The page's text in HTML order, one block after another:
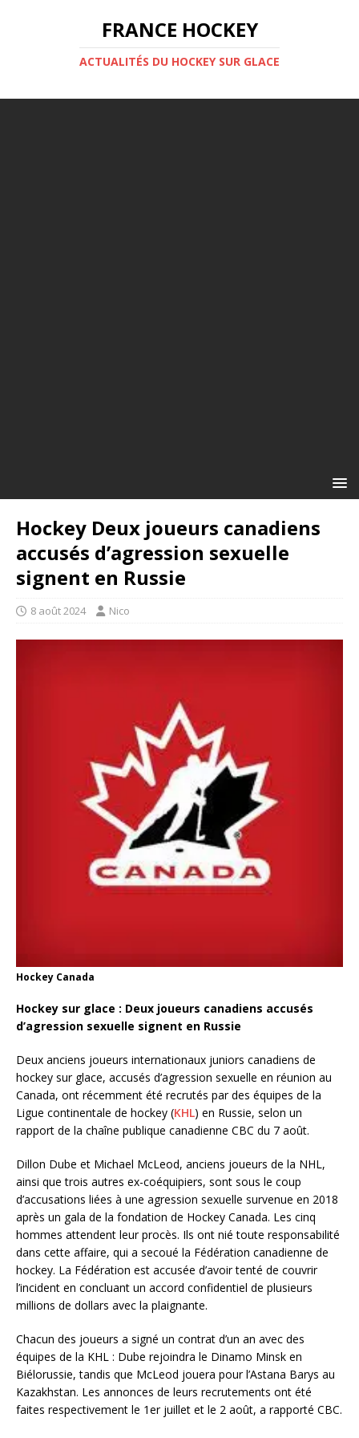
FRANCE HOCKEY
ACTUALITÉS DU HOCKEY SUR GLACE
Hockey Deux joueurs canadiens
accusés d’agression sexuelle
signent en Russie
8 août 2024 Nico
Hockey Canada
Hockey sur glace : Deux joueurs canadiens accusés
d’agression sexuelle signent en Russie
Deux anciens joueurs internationaux juniors canadiens de
hockey sur glace, accusés d’agression sexuelle en réunion au
Canada, ont récemment été recrutés par des équipes de la
Ligue continentale de hockey (KHL) en Russie, selon un
rapport de la chaîne publique canadienne CBC du 7 août.
Dillon Dube et Michael McLeod, anciens joueurs de la NHL,
ainsi que trois autres ex-coéquipiers, sont sous le coup
d’accusations liées à une agression sexuelle survenue en 2018
après un gala de la fondation de Hockey Canada. Les cinq
hommes attendent leur procès. Ils ont nié toute responsabilité
dans cette affaire, qui a secoué la Fédération canadienne de
hockey. La Fédération est accusée d’avoir tenté de couvrir
l’incident en concluant un accord confidentiel de plusieurs
millions de dollars avec la plaignante.
Chacun des joueurs a signé un contrat d’un an avec des
équipes de la KHL : Dube rejoindra le Dinamo Minsk en
Biélorussie, tandis que McLeod jouera pour l’Astana Barys au
Kazakhstan. Les annonces de leurs recrutements ont été
faites respectivement le 1er juillet et le 2 août, a rapporté CBC.